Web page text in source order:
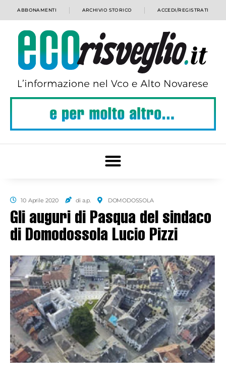
ABBONAMENTI ARCHIVIO STORICO ACCEDI/REGISTRATI
10 Aprile 2020 di a.p. DOMODOSSOLA
Gli auguri di Pasqua del sindaco
di Domodossola Lucio Pizzi